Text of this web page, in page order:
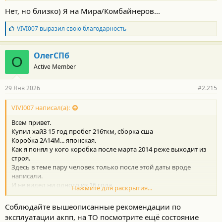
Нет, но близко) Я на Мира/Комбайнеров...
Б
л
а
г
о
д
а
н
о
с
и
:
VIVI007выразил свою благодарность
О ОлегСПб
Active Member
29 Янв 2026 #2.215
VIVI007 написал(а):
Всем привет.
Купил хай3 15 год пробег 216ткм, сборка сша
Коробка 2А14М... японская.
Как я понял у кого коробка после марта 2014 реже выходит из
строя.
Здесь в теме пару человек только после этой даты вроде
написали.
И не видел ни одного из 16 года.
Купил авто чтобы ездить на дальняк в путешествия и честно
говоря в ахере от рисков теперь.
Движок видите ли какой-то капризный топать нельзя, коробка
Нажмите для раскрытия...
Соблюдайте вышеописанные рекомендации по
эксплуатации акпп, на ТО посмотрите ещё состояние